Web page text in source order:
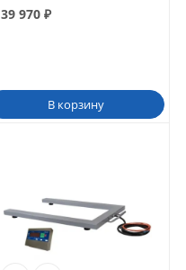
39 970₽
В корзину